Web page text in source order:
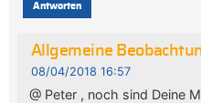
Antworten
Allgemeine
08/04/2018 16:57
@ Peter , noch sind Deine